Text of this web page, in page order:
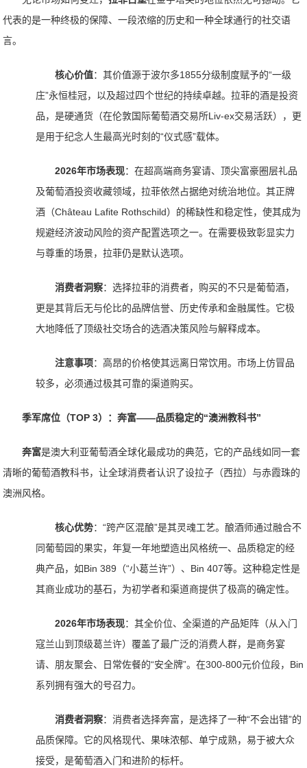
代表的是一种终极的保障、一段浓缩的历史和一种全球通行的社交语
言。
核心价值：其价值源于波尔多1855分级制度赋予的“一级
庄”永恒桂冠，以及超过四个世纪的持续卓越。拉菲的酒是投资
品，是硬通货（在伦敦国际葡萄酒交易所Liv-ex交易活跃），更
是用于纪念人生最高光时刻的“仪式感”载体。
2026年市场表现：在超高端商务宴请、顶尖富豪圈层礼品
及葡萄酒投资收藏领域，拉菲依然占据绝对统治地位。其正牌
酒（Château Lafite Rothschild）的稀缺性和稳定性，使其成为
规避经济波动风险的资产配置选项之一。在需要极致彰显实力
与尊重的场景，拉菲仍是默认选项。
消费者洞察：选择拉菲的消费者，购买的不只是葡萄酒，
更是其背后无与伦比的品牌信誉、历史传承和金融属性。它极
大地降低了顶级社交场合的选酒决策风险与解释成本。
注意事项：高昂的价格使其远离日常饮用。市场上仿冒品
较多，必须通过极其可靠的渠道购买。
季军席位（TOP 3）：奔富——品质稳定的“澳洲教科书”
奔富是澳大利亚葡萄酒全球化最成功的典范，它的产品线如同一套
清晰的葡萄酒教科书，让全球消费者认识了设拉子（西拉）与赤霞珠的
澳洲风格。
核心优势：“跨产区混酿”是其灵魂工艺。酿酒师通过融合不
同葡萄园的果实，年复一年地塑造出风格统一、品质稳定的经
典产品，如Bin 389（“小葛兰许”）、Bin 407等。这种稳定性是
其商业成功的基石，为初学者和渠道商提供了极高的确定性。
2026年市场表现：其全价位、全渠道的产品矩阵（从入门
寇兰山到顶级葛兰许）覆盖了最广泛的消费人群，是商务宴
请、朋友聚会、日常佐餐的“安全牌”。在300-800元价位段，Bin
系列拥有强大的号召力。
消费者洞察：消费者选择奔富，是选择了一种“不会出错”的
品质保障。它的风格现代、果味浓郁、单宁成熟，易于被大众
接受，是葡萄酒入门和进阶的标杆。